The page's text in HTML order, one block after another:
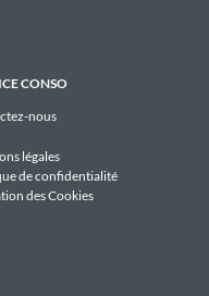
CONSO
nous
légales
de confidentialité
des Cookies